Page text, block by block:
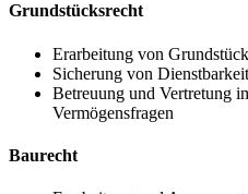
Grundstücksrecht
Erarbeitung von
Sicherung von
Betreuung und Vertretung
Vermögensfragen
Baurecht